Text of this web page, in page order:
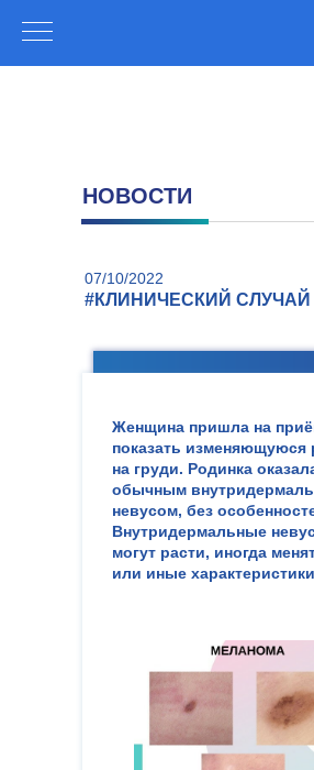
НОВОСТИ
#КЛИНИЧЕСКИЙ СЛУЧАЙ
07/10/2022
Женщина пришла на
показать изменяющуюся
на груди. Родинка
обычным
невусом, без
Внутридермальные
могут расти, иногда
или иные